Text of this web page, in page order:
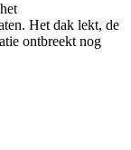
Het dak lekt, de
ontbreekt nog